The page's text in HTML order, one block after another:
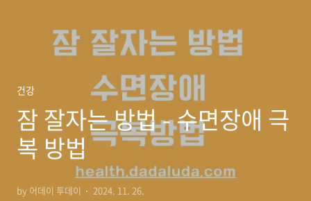
건강
잠 잘자는 방법 - 수면장애 극
복 방법
by 어데이 투데이 2024. 11. 26.